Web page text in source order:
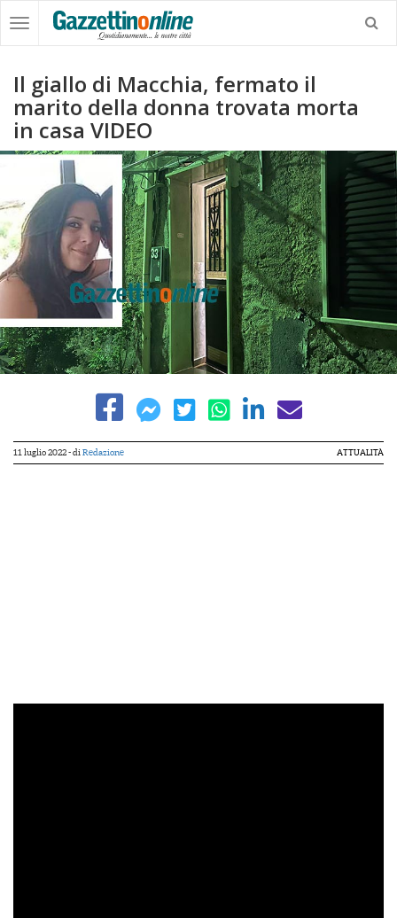
Il giallo di Macchia, fermato il
marito della donna trovata morta
in casa VIDEO
11 luglio 2022- di Redazione ATTUALITÀ